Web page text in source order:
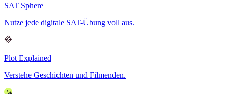
SAT Sphere
Nutze jede digitale SAT-Übung voll aus.
Plot Explained
Verstehe Geschichten und Filmenden.